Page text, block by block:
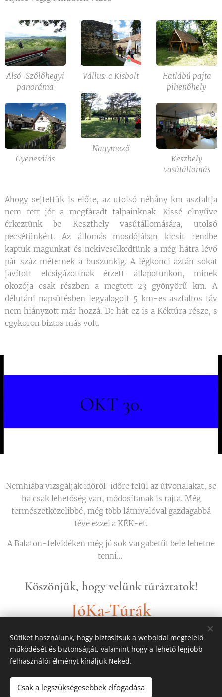
Alsó-Szőlőhegyi
panoráma
Vállus: a Kisbolt
Hatlábú pajta
pihenőhely
Nagymező
Gyenesdiás
Keszhely
vasútállomás
Ahogy sejtettük is előre, az utolsó néhány km aszfaltja
nem tett jót a megfáradt talpainknak. Kissé elnyűve
érkeztünk be Keszthely vasútállomására, utolsó
pecsétünkért. Az állomás mosdójában kicsit rendbe
kaptuk magunkat és nekiveselkedtünk a még hátra lévő
pár száz méternek a buszunkig. A légkondi aztán sokat
javított elcsigázottnak érzett állapotunkon, minek
okozója csak részben a megtett 23 gyönyörű km. A
délutáni napsütésben legyalogolt 5 km-es aszfaltos táv
nem hiányzott már hozzá. De hát ez is a Kéktúra része, s
egykoron biztos más volt.
OKT 30.
Nemhiába vizsgálják időről-időre felül az útvonalakat, se
ha csak lehetőség van, módosítanak is rajta. Még
természetközelibbé, még több látnivalóval gazdagabbá
téve ezzel a KÉK-et.
A Balaton-felvidéken még jó sok vargabetűt bele lehetne
tenni…
Köszönjük, hogy velünk túráztatok!
JóKa-Túrák
Share
Sütiket használunk, hogy biztosítsuk a weboldal megfelelő
működését és biztonságát, valamint hogy a lehető legjobb
felhasználói élményt kínáljuk Neked.
Csak a legszükségesebbek elfogadása